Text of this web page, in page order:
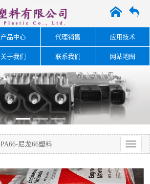
A O
产品中心 代理销售 应用技术
关于我们 联系我们 网站地图
PA66-尼龙66塑料